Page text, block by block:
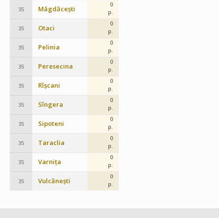
35 Măgdăcești
0
p.
35 Otaci
0
p.
35 Pelinia
0
p.
35 Peresecina
0
p.
35 Rîșcani
0
p.
35 Sîngera
0
p.
35 Sipoteni
0
p.
35 Taraclia
0
p.
35 Varnița
0
p.
35 Vulcănești
0
p.